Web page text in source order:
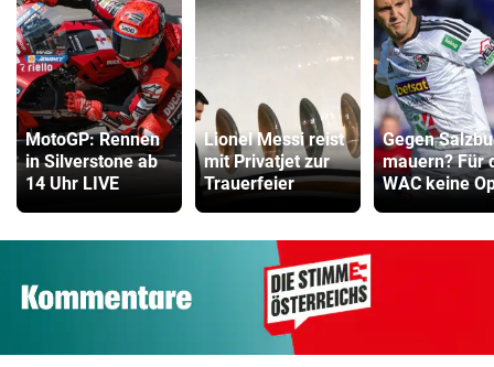
MotoGP: Rennen
in Silverstone ab
14 Uhr LIVE
Lionel Messi reist
mit Privatjet zur
Trauerfeier
Gegen
mauern? Für
WAC keine